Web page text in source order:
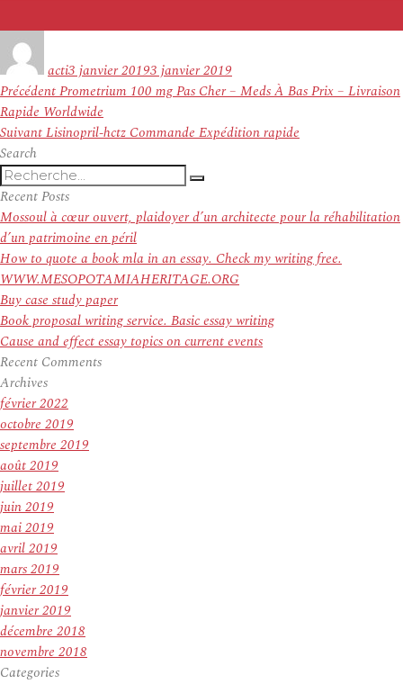
actile
3 janvier 20193 janvier 2019
Navigation
de
l’article
PrécédentArticle
précédent :
Prometrium 100 mg Pas Cher – Meds À Bas Prix – Livraison
Rapide Worldwide
SuivantArticle
Lisinopril-hctz Commande Expédition rapide
Search
Recherche
pour
:
Recherche
Recent Posts
Mossoul à cœur ouvert, plaidoyer d’un architecte pour la réhabilitation
d’un patrimoine en péril
How to quote a book mla in an essay. Check my writing free.
WWW.MESOPOTAMIAHERITAGE.ORG
Buy case study paper
Book proposal writing service. Basic essay writing
Cause and effect essay topics on current events
Recent Comments
Archives
février 2022
octobre 2019
septembre 2019
août 2019
juillet 2019
juin 2019
mai 2019
avril 2019
mars 2019
février 2019
janvier 2019
décembre 2018
novembre 2018
Categories